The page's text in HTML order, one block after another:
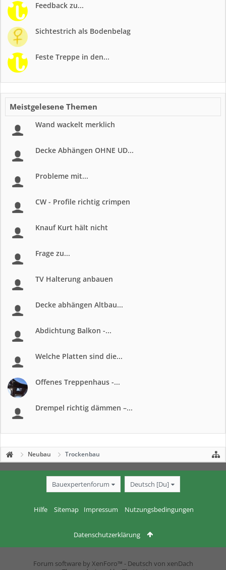
Feedback zu...
Sichtestrich als Bodenbelag
Feste Treppe in den...
Meistgelesene Themen
Wand wackelt merklich
Decke Abhängen OHNE UD...
Probleme mit...
CW - Profile richtig crimpen
Knauf Kurt hält nicht
Frage zu...
TV Halterung anbauen
Decke abhängen Altbau...
Abdichtung Balkon -...
Welche Platten sind die...
Offenes Treppenhaus -...
Drempel richtig dämmen –...
Neubau Trockenbau
Bauexpertenforum Deutsch [Du]
Hilfe Sitemap Impressum Nutzungsbedingungen
Datenschutzerklärung
Forum software by XenForo™ - Deutsch von xenDach